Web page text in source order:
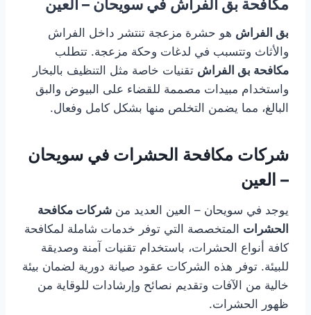
مكافحة بق الفراش في سويحان – العين
بق الفراش هو حشرة مزعجة تنتشر داخل الفراش
والأثاث وتتسبب في لدغات وحكة مزعجة. تتطلب
مكافحة بق الفراش تقنيات خاصة مثل التنظيف بالبخار
واستخدام مبيدات مصممة للقضاء على البيوض والبق
البالغ، مما يضمن التخلص منها بشكل كامل وفعال.
شركات مكافحة الحشرات في سويحان
– العين
يوجد في سويحان – العين العديد من شركات مكافحة
الحشرات المتخصصة التي توفر خدمات شاملة لمكافحة
كافة أنواع الحشرات، باستخدام تقنيات آمنة وصديقة
للبيئة. توفر هذه الشركات عقود صيانة دورية لضمان بيئة
خالية من الآفات وتقديم نصائح وإرشادات للوقاية من
ظهور الحشرات.